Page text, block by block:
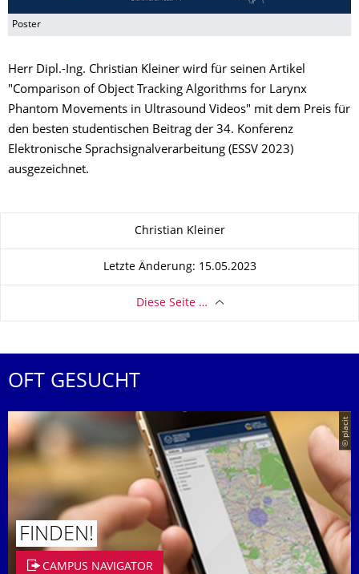
Poster
Herr Dipl.-Ing. Christian Kleiner wird für seinen Artikel
"Comparison of Object Tracking Algorithms for Larynx
Phantom Movements in Ultrasound Videos" mit dem Preis für
den besten studentischen Beitrag der 34. Konferenz
Elektronische Sprachsignalverarbeitung (ESSV 2023)
ausgezeichnet.
Christian Kleiner
Letzte Änderung: 15.05.2023
Diese Seite …
OFT GESUCHT
© placit
FINDEN!
CAMPUS NAVIGATOR